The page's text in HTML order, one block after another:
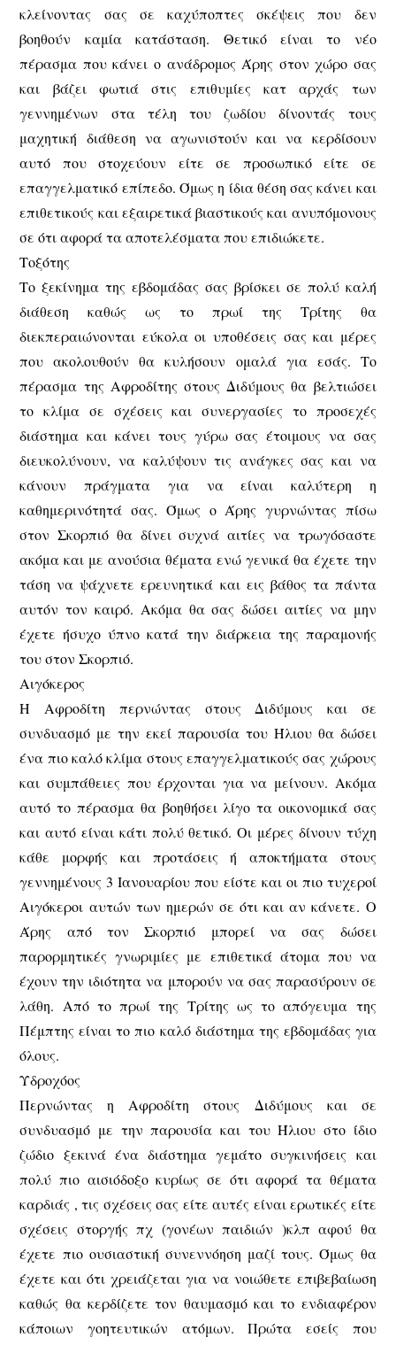
κλείνοντας σας σε καχύποπτες σκέψεις που δεν
βοηθούν καμία κατάσταση. Θετικό είναι το νέο
πέρασμα που κάνει ο ανάδρομος Άρης στον χώρο σας
και βάζει φωτιά στις επιθυμίες κατ αρχάς των
γεννημένων στα τέλη του ζωδίου δίνοντάς τους
μαχητική διάθεση να αγωνιστούν και να κερδίσουν
αυτό που στοχεύουν είτε σε προσωπικό είτε σε
επαγγελματικό επίπεδο. Όμως η ίδια θέση σας κάνει και
επιθετικούς και εξαιρετικά βιαστικούς και ανυπόμονους
σε ότι αφορά τα αποτελέσματα που επιδιώκετε.
Τοξότης
Το ξεκίνημα της εβδομάδας σας βρίσκει σε πολύ καλή
διάθεση καθώς ως το πρωί της Τρίτης θα
διεκπεραιώνονται εύκολα οι υποθέσεις σας και μέρες
που ακολουθούν θα κυλήσουν ομαλά για εσάς. Το
πέρασμα της Αφροδίτης στους Διδύμους θα βελτιώσει
το κλίμα σε σχέσεις και συνεργασίες το προσεχές
διάστημα και κάνει τους γύρω σας έτοιμους να σας
διευκολύνουν, να καλύψουν τις ανάγκες σας και να
κάνουν πράγματα για να είναι καλύτερη η
καθημερινότητά σας. Όμως ο Άρης γυρνώντας πίσω
στον Σκορπιό θα δίνει συχνά αιτίες να τρωγόσαστε
ακόμα και με ανούσια θέματα ενώ γενικά θα έχετε την
τάση να ψάχνετε ερευνητικά και εις βάθος τα πάντα
αυτόν τον καιρό. Ακόμα θα σας δώσει αιτίες να μην
έχετε ήσυχο ύπνο κατά την διάρκεια της παραμονής
του στον Σκορπιό.
Αιγόκερος
Η Αφροδίτη περνώντας στους Διδύμους και σε
συνδυασμό με την εκεί παρουσία του Ήλιου θα δώσει
ένα πιο καλό κλίμα στους επαγγελματικούς σας χώρους
και συμπάθειες που έρχονται για να μείνουν. Ακόμα
αυτό το πέρασμα θα βοηθήσει λίγο τα οικονομικά σας
και αυτό είναι κάτι πολύ θετικό. Οι μέρες δίνουν τύχη
κάθε μορφής και προτάσεις ή αποκτήματα στους
γεννημένους 3 Ιανουαρίου που είστε και οι πιο τυχεροί
Αιγόκεροι αυτών των ημερών σε ότι και αν κάνετε. Ο
Άρης από τον Σκορπιό μπορεί να σας δώσει
παρορμητικές γνωριμίες με επιθετικά άτομα που να
έχουν την ιδιότητα να μπορούν να σας παρασύρουν σε
λάθη. Από το πρωί της Τρίτης ως το απόγευμα της
Πέμπτης είναι το πιο καλό διάστημα της εβδομάδας για
όλους.
Υδροχόος
Περνώντας η Αφροδίτη στους Διδύμους και σε
συνδυασμό με την παρουσία και του Ήλιου στο ίδιο
ζώδιο ξεκινά ένα διάστημα γεμάτο συγκινήσεις και
πολύ πιο αισιόδοξο κυρίως σε ότι αφορά τα θέματα
καρδιάς , τις σχέσεις σας είτε αυτές είναι ερωτικές είτε
σχέσεις στοργής πχ (γονέων παιδιών )κλπ αφού θα
έχετε πιο ουσιαστική συνεννόηση μαζί τους. Όμως θα
έχετε και ότι χρειάζεται για να νοιώθετε επιβεβαίωση
καθώς θα κερδίζετε τον θαυμασμό και το ενδιαφέρον
κάποιων γοητευτικών ατόμων. Πρώτα εσείς που